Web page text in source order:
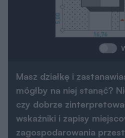
Masz działkę i
mógłby na niej stanąć?
czy dobrze
wskaźniki i zapisy
zagospodarowania